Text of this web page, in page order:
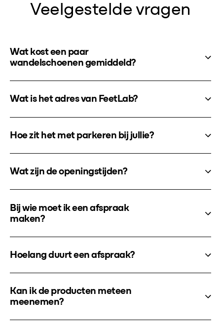
Veelgestelde vragen
Wat kost een paar
wandelschoenen gemiddeld?
Wat is het adres van FeetLab?
Hoe zit het met parkeren bij jullie?
Wat zijn de openingstijden?
Bij wie moet ik een afspraak
maken?
Hoelang duurt een afspraak?
Kan ik de producten meteen
meenemen?